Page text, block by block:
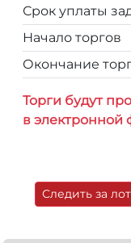
Срок уплаты
Начало торгов
Окончание
Торги будут
в
Следить за